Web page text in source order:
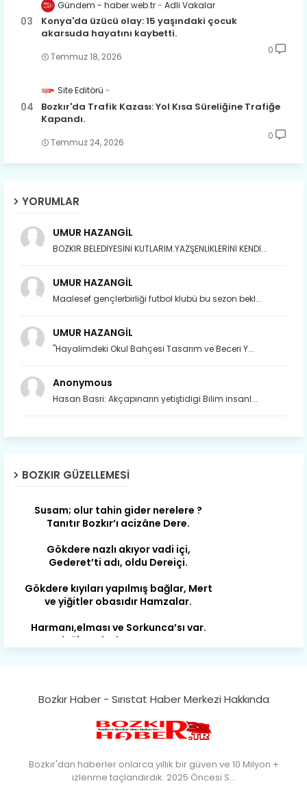
Gündem - haber.web.tr Adli Vakalar
Konya'da üzücü olay: 15 yaşındaki çocuk
akarsuda hayatını kaybetti.
Temmuz 18, 2026
0
Site Editörü
Bozkır'da Trafik Kazası: Yol Kısa Süreliğine Trafiğe
Kapandı.
Temmuz 24, 2026
0
YORUMLAR
UMUR HAZANGİL
BOZKIR BELEDİYESİNİ KUTLARIM.YAZŞENLİKLERİNİ KENDİ...
UMUR HAZANGİL
Maalesef gençlerbirliği futbol klubü bu sezon bekl...
UMUR HAZANGİL
"Hayalimdeki Okul Bahçesi Tasarım ve Beceri Y...
Anonymous
Hasan Basri: Akçapınarın yetiştidigi Bilim insanl...
BOZKIR GÜZELLEMESI
Gökdere nazlı akıyor vadi içi,
Gökdere kıyıları yapılmış bağlar, Mert
Harmanı,elması ve Sorkunca’sı var.
kan, Bunlarla kasaba olmuş Sarıoğlan.
Çarşamba’nın koynunda tarih çok
yorgun. Şehit Berâtlı, halkı yiğit genç
Perşembe de yaşlılardan aldım öğüt,
Mazimdeki ismi şanla taşır Söğüt.
Bozkır Haber - Sırıstat Haber Merkezi Hakkında
Bozkır'dan haberler onlarca yıllık bir güven ve 10 Milyon +
izlenme taçlandırdık. 2025 Öncesi S…